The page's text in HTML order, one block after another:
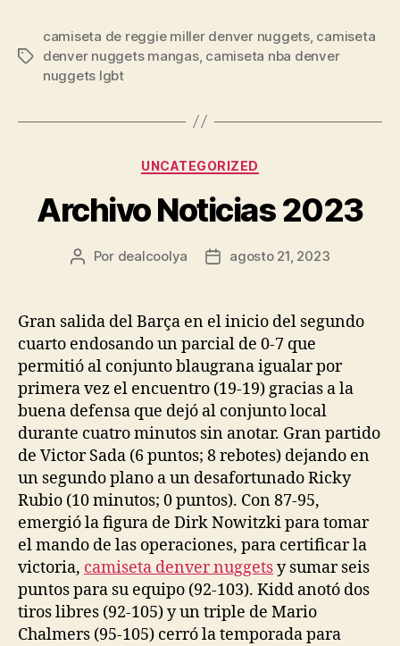
Etiquetas
camiseta de reggie miller denver nuggets, camiseta
denver nuggets mangas, camiseta nba denver
nuggets lgbt
Categorías
UNCATEGORIZED
Archivo Noticias 2023
Autor
entrada
Por dealcoolya
Fecha
entrada
agosto 21, 2023
Gran salida del Barça en el inicio del segundo
cuarto endosando un parcial de 0-7 que
permitió al conjunto blaugrana igualar por
primera vez el encuentro (19-19) gracias a la
buena defensa que dejó al conjunto local
durante cuatro minutos sin anotar. Gran partido
de Victor Sada (6 puntos; 8 rebotes) dejando en
un segundo plano a un desafortunado Ricky
Rubio (10 minutos; 0 puntos). Con 87-95,
emergió la figura de Dirk Nowitzki para tomar
el mando de las operaciones, para certificar la
victoria, camiseta denver nuggetsy sumar seis
puntos para su equipo (92-103). Kidd anotó dos
tiros libres (92-105) y un triple de Mario
Chalmers (95-105) cerró la temporada para